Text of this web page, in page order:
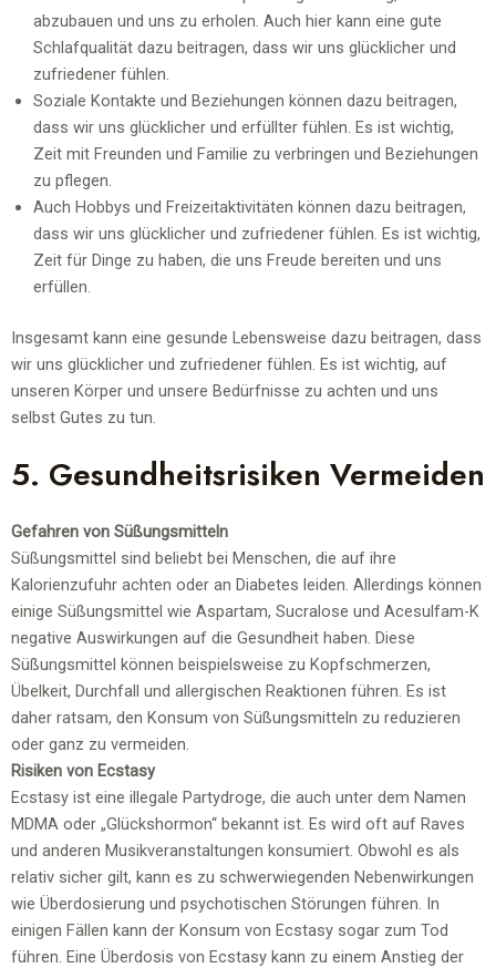
abzubauen und uns zu erholen. Auch hier kann eine gute
Schlafqualität dazu beitragen, dass wir uns glücklicher und
zufriedener fühlen.
Soziale Kontakte und Beziehungen können dazu beitragen,
dass wir uns glücklicher und erfüllter fühlen. Es ist wichtig,
Zeit mit Freunden und Familie zu verbringen und Beziehungen
zu pflegen.
Auch Hobbys und Freizeitaktivitäten können dazu beitragen,
dass wir uns glücklicher und zufriedener fühlen. Es ist wichtig,
Zeit für Dinge zu haben, die uns Freude bereiten und uns
erfüllen.
Insgesamt kann eine gesunde Lebensweise dazu beitragen, dass
wir uns glücklicher und zufriedener fühlen. Es ist wichtig, auf
unseren Körper und unsere Bedürfnisse zu achten und uns
selbst Gutes zu tun.
5. Gesundheitsrisiken Vermeiden
Gefahren von Süßungsmitteln
Süßungsmittel sind beliebt bei Menschen, die auf ihre
Kalorienzufuhr achten oder an Diabetes leiden. Allerdings können
einige Süßungsmittel wie Aspartam, Sucralose und Acesulfam-K
negative Auswirkungen auf die Gesundheit haben. Diese
Süßungsmittel können beispielsweise zu Kopfschmerzen,
Übelkeit, Durchfall und allergischen Reaktionen führen. Es ist
daher ratsam, den Konsum von Süßungsmitteln zu reduzieren
oder ganz zu vermeiden.
Risiken von Ecstasy
Ecstasy ist eine illegale Partydroge, die auch unter dem Namen
MDMA oder „Glückshormon“ bekannt ist. Es wird oft auf Raves
und anderen Musikveranstaltungen konsumiert. Obwohl es als
relativ sicher gilt, kann es zu schwerwiegenden Nebenwirkungen
wie Überdosierung und psychotischen Störungen führen. In
einigen Fällen kann der Konsum von Ecstasy sogar zum Tod
führen. Eine Überdosis von Ecstasy kann zu einem Anstieg der